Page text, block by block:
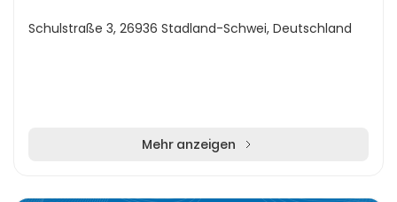
Schulstraße 3, 26936 Stadland-Schwei, Deutschland
Mehr anzeigen